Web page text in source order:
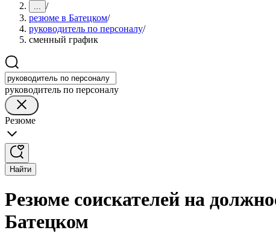
... /
резюме в Батецком/
руководитель по персоналу/
сменный график
руководитель по персоналу
Резюме
Найти
Резюме соискателей на
Батецком